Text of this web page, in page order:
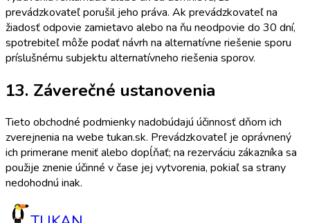
prevádzkovateľ porušil jeho práva. Ak prevádzkovateľ na
žiadosť odpovie zamietavo alebo na ňu neodpovie do 30 dní,
spotrebiteľ môže podať návrh na alternatívne riešenie sporu
príslušnému subjektu alternatívneho riešenia sporov.
13. Záverečné ustanovenia
Tieto obchodné podmienky nadobúdajú účinnosť dňom ich
zverejnenia na webe tukan.sk. Prevádzkovateľ je oprávnený
ich primerane meniť alebo dopĺňať; na rezerváciu zákazníka sa
použije znenie účinné v čase jej vytvorenia, pokiaľ sa strany
nedohodnú inak.